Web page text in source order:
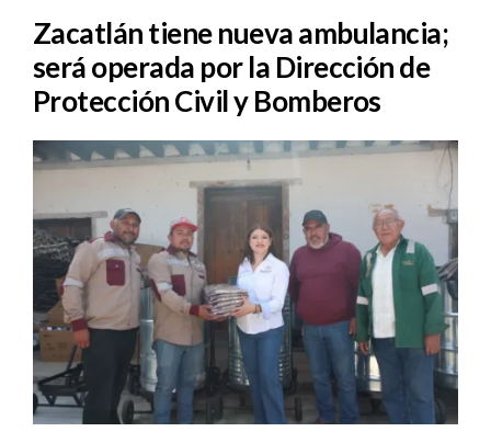
Zacatlán tiene nueva ambulancia;
será operada por la Dirección de
Protección Civil y Bomberos